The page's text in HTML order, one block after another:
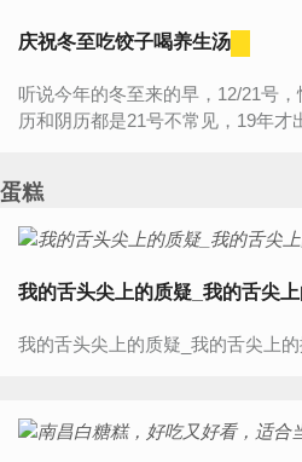
庆祝冬至吃饺子喝养生汤
听说今年的冬至来的早，12/21号
历和阴历都是21号不常见，19年才
蛋糕
我的舌头尖上的质疑_我的舌尖
我的舌头尖上的质疑_我的舌尖上